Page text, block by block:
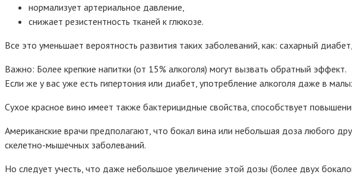
нормализует артериальное давление,
снижает резистентность тканей к глюкозе.
Все это уменьшает вероятность развития таких заболеваний, как: сахарный
Важно: Более крепкие напитки (от 15% алкоголя) могут вызвать обратный эффект.
Если же у вас уже есть гипертония или диабет, употребление алкоголя даже в
Сухое красное вино имеет также бактерицидные свойства, способствует
Американские врачи предполагают, что бокал вина или небольшая доза любого
скелетно-мышечных заболеваний.
Но следует учесть, что даже небольшое увеличение этой дозы (более двух